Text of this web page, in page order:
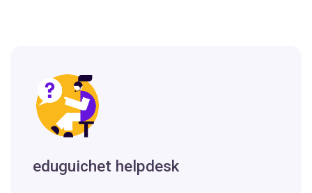
eduguichet helpdesk